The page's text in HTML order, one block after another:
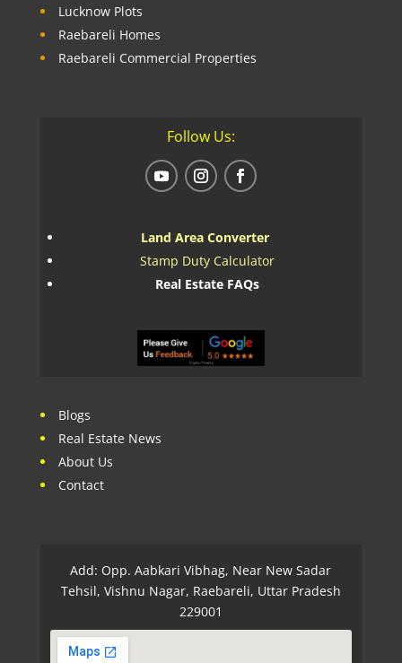
Lucknow Plots
Raebareli Homes
Raebareli Commercial Properties
Follow Us:
Land Area Converter
Stamp Duty Calculator
Real Estate FAQs
Blogs
Real Estate News
About Us
Contact
Add: Opp. Aabkari Vibhag, Near New Sadar
Tehsil, Vishnu Nagar, Raebareli, Uttar Pradesh
229001